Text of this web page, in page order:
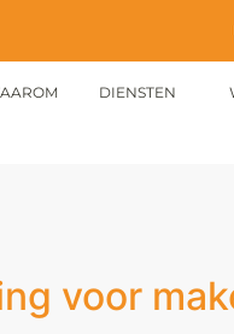
DIENSTEN
voor